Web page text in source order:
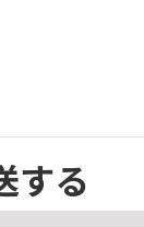
する